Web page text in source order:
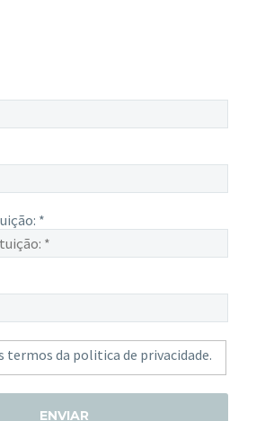
*
termos da politica de privacidade.